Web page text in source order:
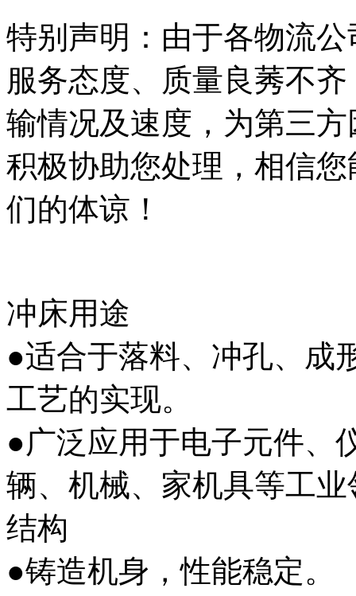
特别声明：由于各物流
服务态度、质量良莠不
输情况及速度，为第三
积极协助您处理，相信
们的体谅！
冲床用途
●适合于落料、冲孔、成
工艺的实现。
●广泛应用于电子元件、
辆、机械、家机具等工业
结构
●铸造机身，性能稳定。